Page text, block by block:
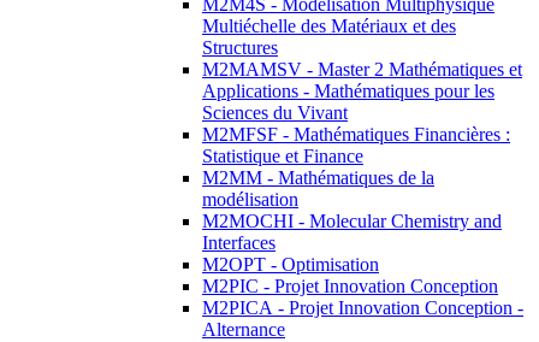
M2M4S - Modélisation Multiphysique
Multiéchelle des Matériaux et des
Structures
M2MAMSV - Master 2 Mathématiques et
Applications - Mathématiques pour les
Sciences du Vivant
M2MFSF - Mathématiques Financières :
Statistique et Finance
M2MM - Mathématiques de la
modélisation
M2MOCHI - Molecular Chemistry and
Interfaces
M2OPT - Optimisation
M2PIC - Projet Innovation Conception
M2PICA - Projet Innovation Conception -
Alternance